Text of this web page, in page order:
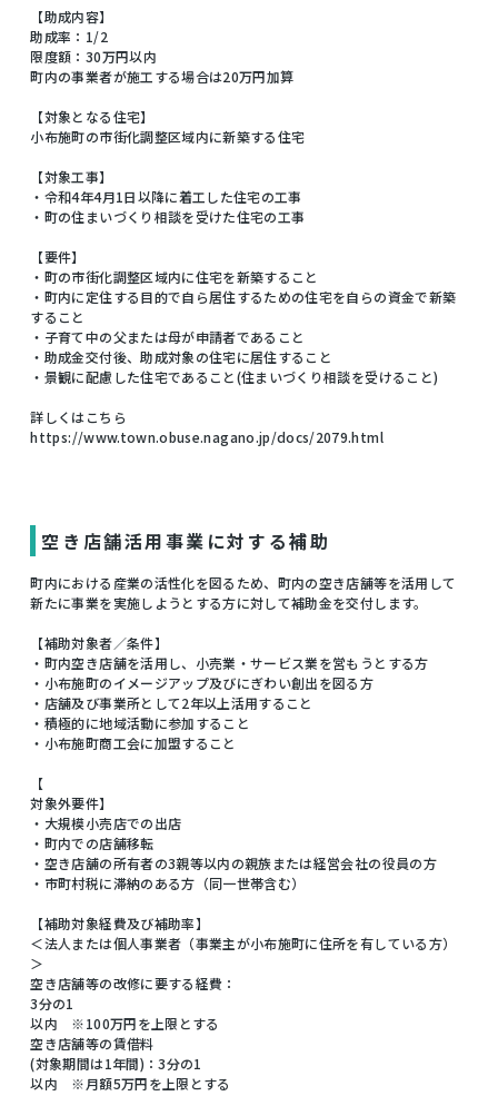
【助成内容】
助成率：1/2
限度額：30万円以内
町内の事業者が施工する場合は20万円加算
【対象となる住宅】
小布施町の市街化調整区域内に新築する住宅
【対象工事】
・令和4年4月1日以降に着工した住宅の工事
・町の住まいづくり相談を受けた住宅の工事
【要件】
・町の市街化調整区域内に住宅を新築すること
・町内に定住する目的で自ら居住するための住宅を自らの資金で新築
すること
・子育て中の父または母が申請者であること
・助成金交付後、助成対象の住宅に居住すること
・景観に配慮した住宅であること(住まいづくり相談を受けること)
詳しくはこちら
https://www.town.obuse.nagano.jp/docs/2079.html
空き店舗活用事業に対する補助
町内における産業の活性化を図るため、町内の空き店舗等を活用して
新たに事業を実施しようとする方に対して補助金を交付します。
【補助対象者／条件】
・町内空き店舗を活用し、小売業・サービス業を営もうとする方
・小布施町のイメージアップ及びにぎわい創出を図る方
・店舗及び事業所として2年以上活用すること
・積極的に地域活動に参加すること
・小布施町商工会に加盟すること
【
対象外要件】
・大規模小売店での出店
・町内での店舗移転
・空き店舗の所有者の3親等以内の親族または経営会社の役員の方
・市町村税に滞納のある方（同一世帯含む）
【補助対象経費及び補助率】
＜法人または個人事業者（事業主が小布施町に住所を有している方）
＞
空き店舗等の改修に要する経費：
3分の1
以内 ※100万円を上限とする
空き店舗等の賃借料
(対象期間は1年間)：3分の1
以内 ※月額5万円を上限とする